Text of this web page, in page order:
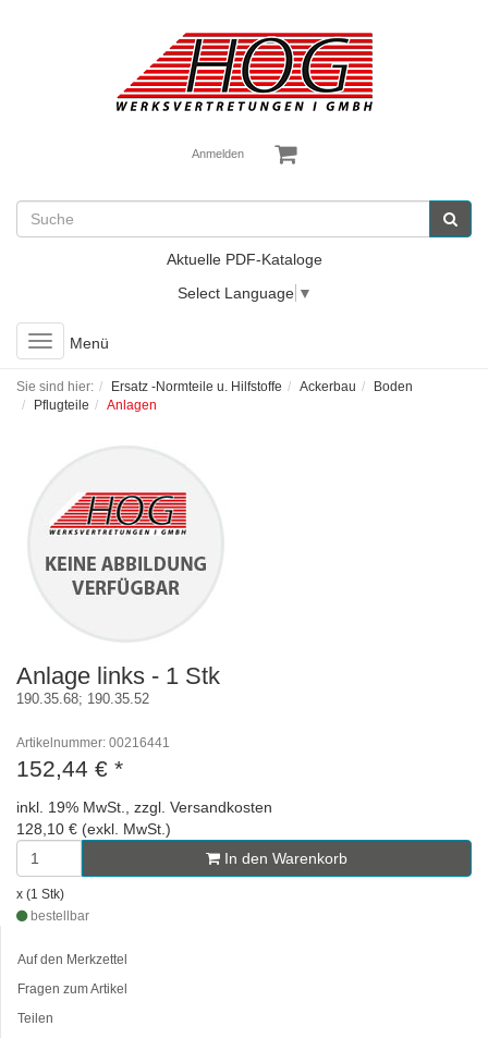
Anmelden
Aktuelle PDF-Kataloge
Select Language ▼
Toggle
navigation
Menü
Sie sind hier: Ersatz -Normteile u. Hilfstoffe Ackerbau
Boden
Pflugteile
Anlagen
Anlage links - 1 Stk
190.35.68; 190.35.52
Artikelnummer: 00216441
152,44 € *
inkl. 19% MwSt., zzgl. Versandkosten
128,10 € (exkl. MwSt.)
In den Warenkorb
x (1 Stk)
bestellbar
Auf den Merkzettel
Fragen zum Artikel
Teilen